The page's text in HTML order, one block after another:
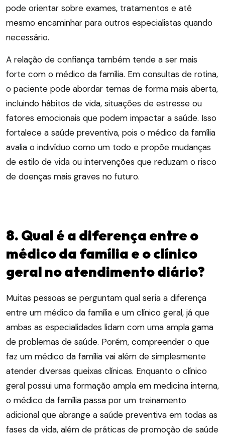
pode orientar sobre exames, tratamentos e até
mesmo encaminhar para outros especialistas quando
necessário.
A relação de confiança também tende a ser mais
forte com o médico da família. Em consultas de rotina,
o paciente pode abordar temas de forma mais aberta,
incluindo hábitos de vida, situações de estresse ou
fatores emocionais que podem impactar a saúde. Isso
fortalece a saúde preventiva, pois o médico da família
avalia o indivíduo como um todo e propõe mudanças
de estilo de vida ou intervenções que reduzam o risco
de doenças mais graves no futuro.
8. Qual é a diferença entre o
médico da família e o clínico
geral no atendimento diário?
Muitas pessoas se perguntam qual seria a diferença
entre um médico da família e um clínico geral, já que
ambas as especialidades lidam com uma ampla gama
de problemas de saúde. Porém, compreender o que
faz um médico da família vai além de simplesmente
atender diversas queixas clínicas. Enquanto o clínico
geral possui uma formação ampla em medicina interna,
o médico da família passa por um treinamento
adicional que abrange a saúde preventiva em todas as
fases da vida, além de práticas de promoção de saúde